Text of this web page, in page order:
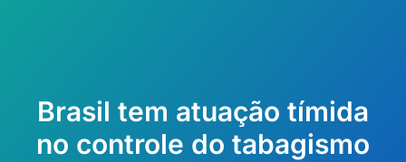
Brasil tem atuação tímida
no controle do tabagismo